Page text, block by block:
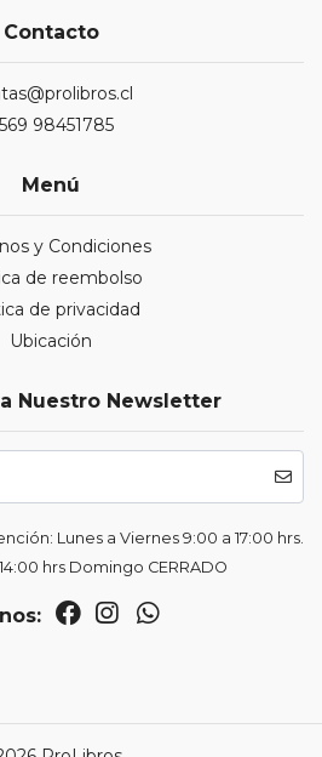
Contacto
98451785
Menú
y Condiciones
de reembolso
de privacidad
Ubicación
Nuestro Newsletter
Lunes a Viernes 9:00 a 17:00 hrs.
hrs Domingo CERRADO